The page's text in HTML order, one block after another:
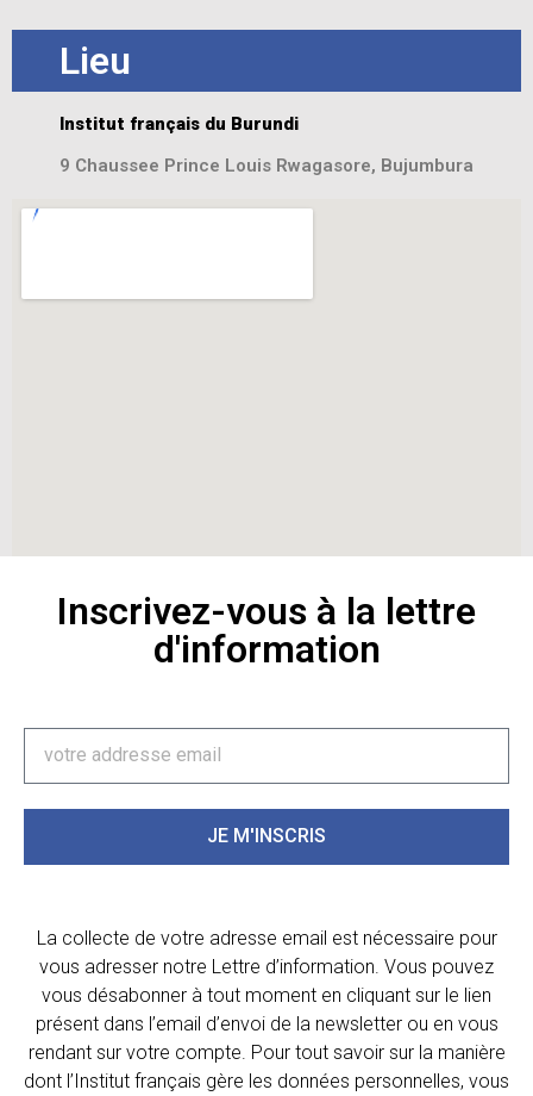
Lieu
Institut français du Burundi
9 Chaussee Prince Louis Rwagasore, Bujumbura
Inscrivez-vous à la lettre
d'information
JE M'INSCRIS
La collecte de votre adresse email est nécessaire pour
vous adresser notre Lettre d’information. Vous pouvez
vous désabonner à tout moment en cliquant sur le lien
présent dans l’email d’envoi de la newsletter ou en vous
rendant sur votre compte. Pour tout savoir sur la manière
dont l’Institut français gère les données personnelles, vous